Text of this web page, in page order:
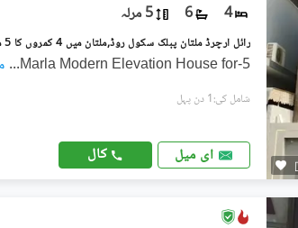
4
6 5 مرلہ
5-Marla Modern Elevation House for
...
شامل کی:1 دن پہل
ای میل کال